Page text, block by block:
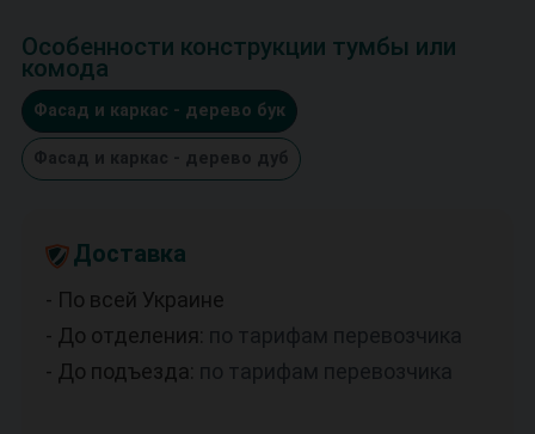
Особенности конструкции тумбы или
комода
Фасад и каркас - дерево бук
Фасад и каркас - дерево дуб
Доставка
- По всей Украине
- До отделения: по тарифам перевозчика
- До подъезда: по тарифам перевозчика